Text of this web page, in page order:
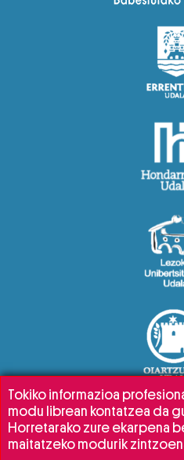
Tokiko informazioa
modu librean kontatzea da
Horretarako zure ekarpena
maitatzeko modurik